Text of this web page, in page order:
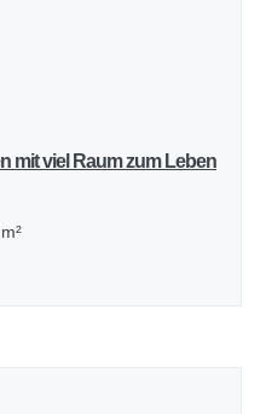
mit viel Raum zum Leben